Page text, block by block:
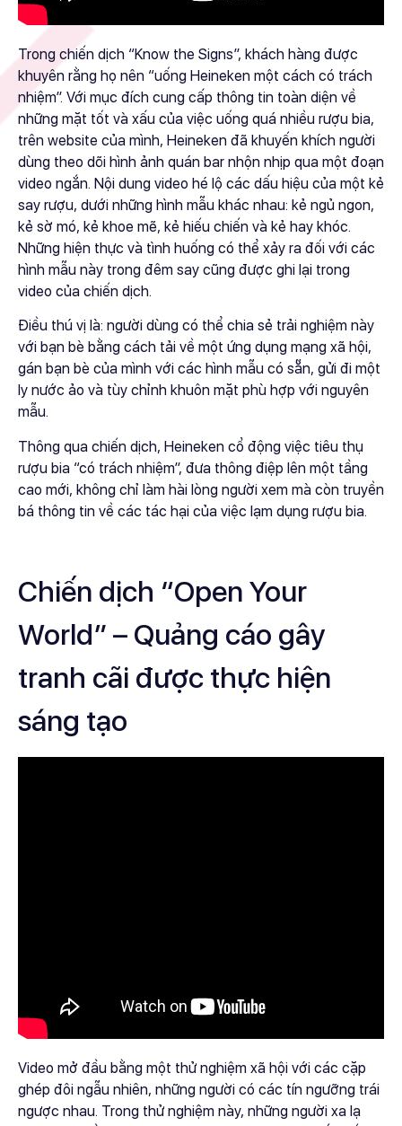
Trong chiến dịch “Know the Signs”, khách hàng được
khuyên rằng họ nên “uống Heineken một cách có trách
nhiệm”. Với mục đích cung cấp thông tin toàn diện về
những mặt tốt và xấu của việc uống quá nhiều rượu bia,
trên website của mình, Heineken đã khuyến khích người
dùng theo dõi hình ảnh quán bar nhộn nhịp qua một đoạn
video ngắn. Nội dung video hé lộ các dấu hiệu của một kẻ
say rượu, dưới những hình mẫu khác nhau: kẻ ngủ ngon,
kẻ sờ mó, kẻ khoe mẽ, kẻ hiếu chiến và kẻ hay khóc.
Những hiện thực và tình huống có thể xảy ra đối với các
hình mẫu này trong đêm say cũng được ghi lại trong
video của chiến dịch.
Điều thú vị là: người dùng có thể chia sẻ trải nghiệm này
với bạn bè bằng cách tải về một ứng dụng mạng xã hội,
gán bạn bè của mình với các hình mẫu có sẵn, gửi đi một
ly nước ảo và tùy chỉnh khuôn mặt phù hợp với nguyên
mẫu.
Thông qua chiến dịch, Heineken cổ động việc tiêu thụ
rượu bia “có trách nhiệm”, đưa thông điệp lên một tầng
cao mới, không chỉ làm hài lòng người xem mà còn truyền
bá thông tin về các tác hại của việc lạm dụng rượu bia.
Chiến dịch “Open Your
World” – Quảng cáo gây
tranh cãi được thực hiện
sáng tạo
Video mở đầu bằng một thử nghiệm xã hội với các cặp
ghép đôi ngẫu nhiên, những người có các tín ngưỡng trái
ngược nhau. Trong thử nghiệm này, những người xa lạ